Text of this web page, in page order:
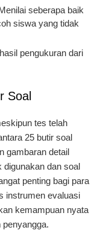
seberapa baik
siswa yang tidak
pengukuran dari
Soal
tes telah
25 butir soal
gambaran detail
dan soal
penting bagi para
instrumen evaluasi
kemampuan nyata